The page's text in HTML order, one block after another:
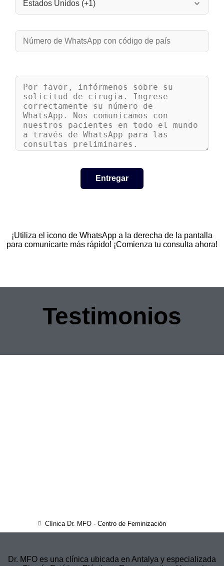
¡Utiliza el icono de WhatsApp a la derecha de la pantalla
para comunicarte más rápido! ¡Comienza tu consulta ahora!
Testimonios
Clínica Dr. MFO - Centro de Feminización
Dr. MFO es una clínica ubicada en Antalya y especializada